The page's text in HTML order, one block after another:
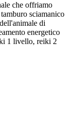
che offriamo
sciamanico
di
energetico
1 livello, reiki 2